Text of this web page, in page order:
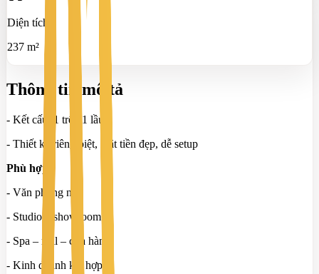
Diện tích
237 m²
Thông tin mô tả
- Kết cấu: 1 trệt, 1 lầu
- Thiết kế riêng biệt, mặt tiền đẹp, dễ setup
Phù hợp:
- Văn phòng nhỏ
- Studio – showroom
- Spa – nail – cửa hàng
- Kinh doanh kết hợp ở